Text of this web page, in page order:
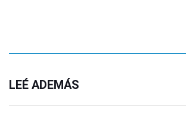
LEÉ ADEMÁS